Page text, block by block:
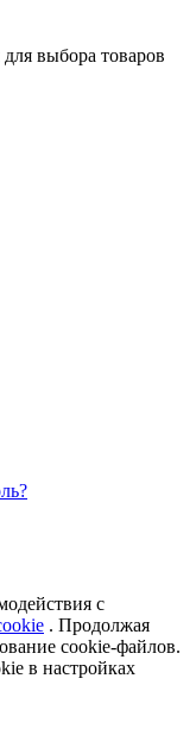
выбора товаров
с
. Продолжая
cookie-файлов.
в настройках